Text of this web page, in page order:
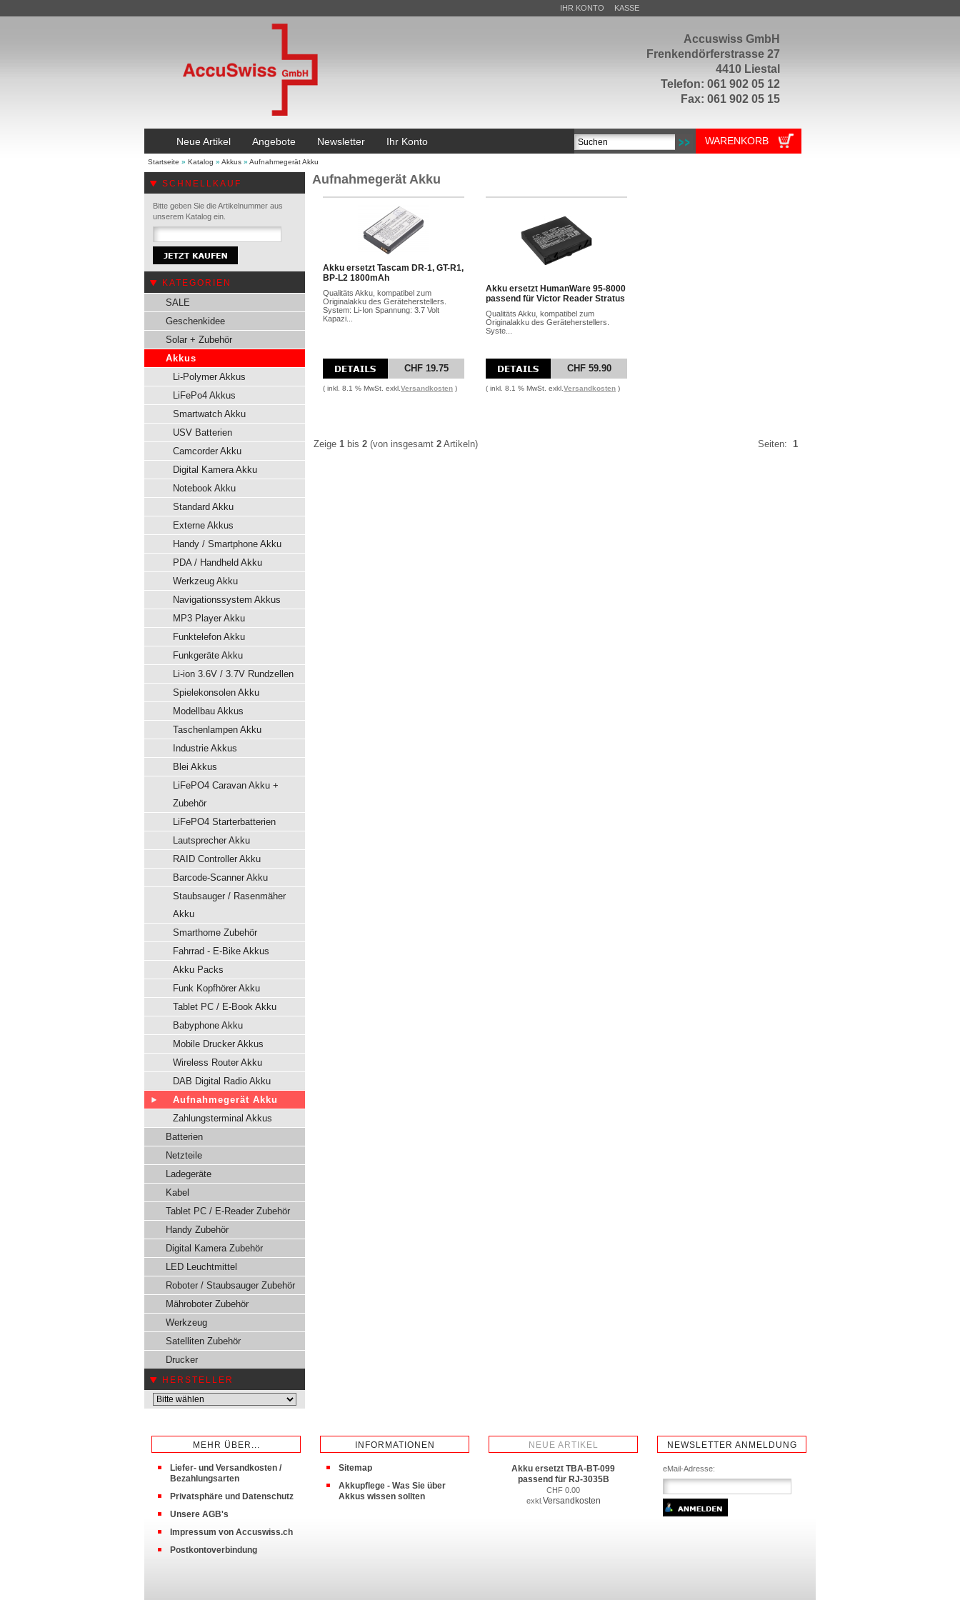
Accuswiss GmbH
Frenkendörferstrasse 27
4410 Liestal
Telefon: 061 902 05 12
Fax: 061 902 05 15
IHR KONTO KASSE
Neue Artikel Angebote Newsletter Ihr Konto WARENKORB
Startseite » Katalog » Akkus » Aufnahmegerät Akku
SCHNELLKAUF
Bitte geben Sie die Artikelnummer aus
unserem Katalog ein.
KATEGORIEN
SALE
Geschenkidee
Solar + Zubehör
Akkus
Li-Polymer Akkus
LiFePo4 Akkus
Smartwatch Akku
USV Batterien
Camcorder Akku
Digital Kamera Akku
Notebook Akku
Standard Akku
Externe Akkus
Handy / Smartphone Akku
PDA / Handheld Akku
Werkzeug Akku
Navigationssystem Akkus
MP3 Player Akku
Funktelefon Akku
Funkgeräte Akku
Li-ion 3.6V / 3.7V Rundzellen
Spielekonsolen Akku
Modellbau Akkus
Taschenlampen Akku
Industrie Akkus
Blei Akkus
LiFePO4 Caravan Akku +
Zubehör
LiFePO4 Starterbatterien
Lautsprecher Akku
RAID Controller Akku
Barcode-Scanner Akku
Staubsauger / Rasenmäher
Akku
Smarthome Zubehör
Fahrrad - E-Bike Akkus
Akku Packs
Funk Kopfhörer Akku
Tablet PC / E-Book Akku
Babyphone Akku
Mobile Drucker Akkus
Wireless Router Akku
DAB Digital Radio Akku
Aufnahmegerät Akku
Zahlungsterminal Akkus
Batterien
Netzteile
Ladegeräte
Kabel
Tablet PC / E-Reader Zubehör
Handy Zubehör
Digital Kamera Zubehör
LED Leuchtmittel
Roboter / Staubsauger Zubehör
Mähroboter Zubehör
Werkzeug
Satelliten Zubehör
Drucker
HERSTELLER
Aufnahmegerät Akku
Akku ersetzt Tascam DR-1, GT-R1,
BP-L2 1800mAh
Qualitäts Akku, kompatibel zum
Originalakku des Geräteherstellers.
System: Li-Ion Spannung: 3.7 Volt
Kapazi...
CHF 19.75
( inkl. 8.1 % MwSt. exkl. Versandkosten )
Akku ersetzt HumanWare 95-8000
passend für Victor Reader Stratus
Qualitäts Akku, kompatibel zum
Originalakku des Geräteherstellers.
Syste...
CHF 59.90
( inkl. 8.1 % MwSt. exkl. Versandkosten )
Zeige 1 bis 2 (von insgesamt 2 Artikeln) Seiten: 1
MEHR ÜBER...
Liefer- und Versandkosten /
Bezahlungsarten
Privatsphäre und Datenschutz
Unsere AGB's
Impressum von Accuswiss.ch
Postkontoverbindung
INFORMATIONEN
Sitemap
Akkupflege - Was Sie über
Akkus wissen sollten
NEUE ARTIKEL
Akku ersetzt TBA-BT-099
passend für RJ-3035B
CHF 0.00
exkl. Versandkosten
NEWSLETTER ANMELDUNG
eMail-Adresse: